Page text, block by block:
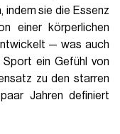
indem sie die Essenz
einer körperlichen
— was auch
ein Gefühl von
zu den starren
Jahren definiert